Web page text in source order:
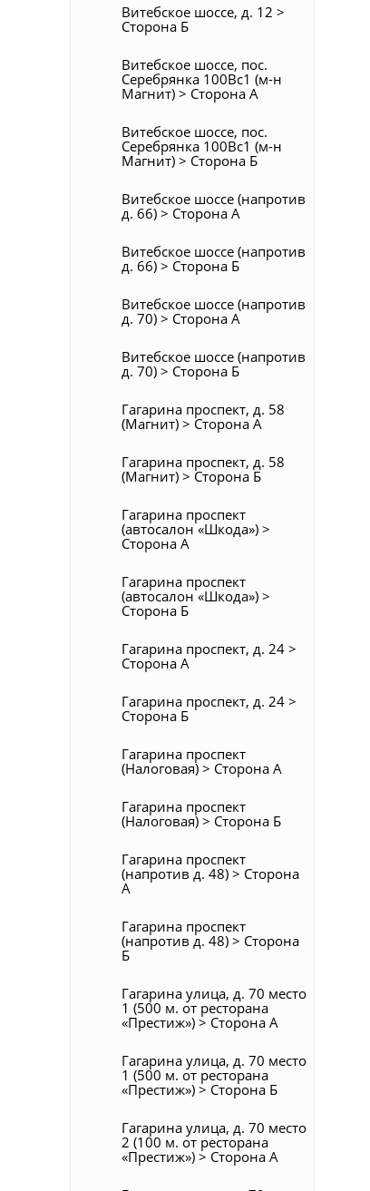
Витебское шоссе, д. 12 >
Сторона Б
Витебское шоссе, пос.
Серебрянка 100Вс1 (м-н
Магнит) > Сторона А
Витебское шоссе, пос.
Серебрянка 100Вс1 (м-н
Магнит) > Сторона Б
Витебское шоссе (напротив
д. 66) > Сторона А
Витебское шоссе (напротив
д. 66) > Сторона Б
Витебское шоссе (напротив
д. 70) > Сторона А
Витебское шоссе (напротив
д. 70) > Сторона Б
Гагарина проспект, д. 58
(Магнит) > Сторона А
Гагарина проспект, д. 58
(Магнит) > Сторона Б
Гагарина проспект
(автосалон «Шкода») >
Сторона А
Гагарина проспект
(автосалон «Шкода») >
Сторона Б
Гагарина проспект, д. 24 >
Сторона А
Гагарина проспект, д. 24 >
Сторона Б
Гагарина проспект
(Налоговая) > Сторона А
Гагарина проспект
(Налоговая) > Сторона Б
Гагарина проспект
(напротив д. 48) > Сторона
А
Гагарина проспект
(напротив д. 48) > Сторона
Б
Гагарина улица, д. 70 место
1 (500 м. от ресторана
«Престиж») > Сторона А
Гагарина улица, д. 70 место
1 (500 м. от ресторана
«Престиж») > Сторона Б
Гагарина улица, д. 70 место
2 (100 м. от ресторана
«Престиж») > Сторона А